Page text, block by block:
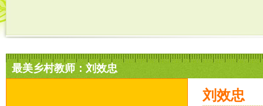
最美乡村教师：刘效忠
刘效忠